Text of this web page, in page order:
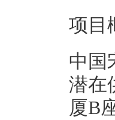
项目
中国
潜在
厦B